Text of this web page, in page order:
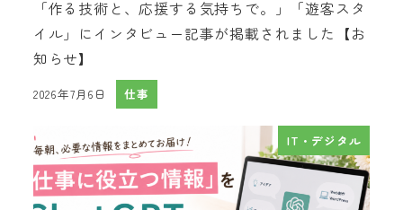
「作る技術と、応援する気持ちで。」「遊客スタ
イル」にインタビュー記事が掲載されました【お
知らせ】
投稿日
2026年7月6日 仕事
IT・デジタル